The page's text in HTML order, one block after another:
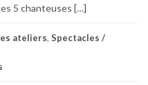
5 chanteuses […]
ateliers, Spectacles /